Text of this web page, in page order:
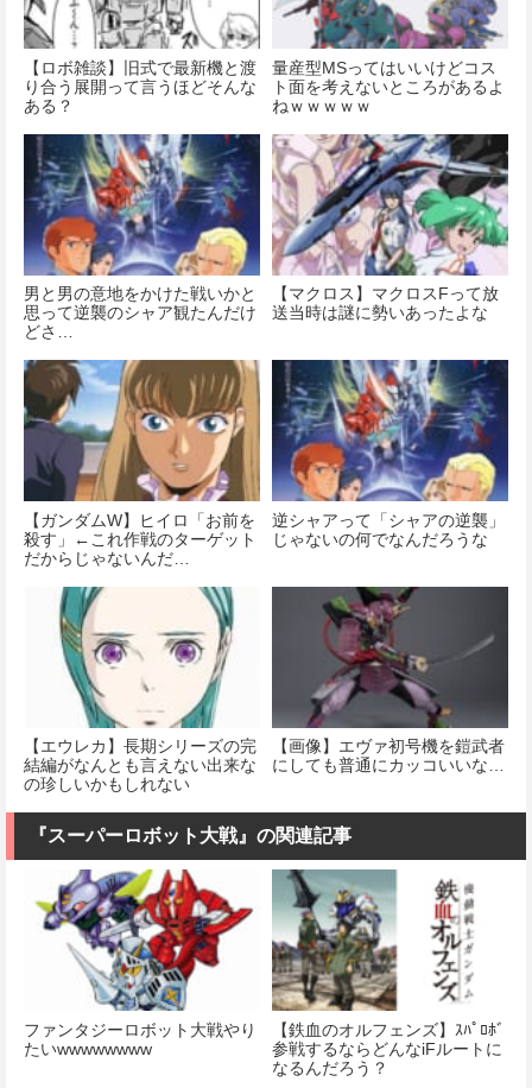
【ロボ雑談】旧式で最新機と渡
り合う展開って言うほどそんな
ある？
量産型MSってはいいけどコス
ト面を考えないところがあるよ
ねｗｗｗｗｗ
男と男の意地をかけた戦いかと
思って逆襲のシャア観たんだけ
どさ…
【マクロス】マクロスFって放
送当時は謎に勢いあったよな
【ガンダムW】ヒイロ「お前を
殺す」←これ作戦のターゲット
だからじゃないんだ…
逆シャアって「シャアの逆襲」
じゃないの何でなんだろうな
【エウレカ】長期シリーズの完
結編がなんとも言えない出来な
の珍しいかもしれない
【画像】エヴァ初号機を鎧武者
にしても普通にカッコいいな…
『スーパーロボット大戦』の関連記事
ファンタジーロボット大戦やり
たいwwwwwwww
【鉄血のオルフェンズ】ｽﾊﾟﾛﾎﾞ
参戦するならどんなiFルートに
なるんだろう？